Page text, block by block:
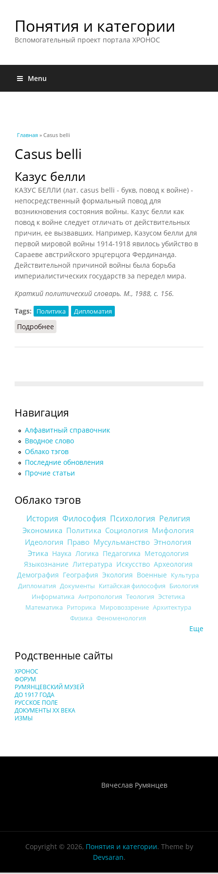
Понятия и категории
Вспомогательный проект портала ХРОНОС
Menu
Вы здесь
Главная » Casus belli
Casus belli
Казус белли
КАЗУС БЕЛЛИ (лат. casus belli - букв, повод к войне) -
непосредственный формальный повод для
возникновения состояния войны. Казус белли как
повод к войне следует отличать от действительных
причин, ее вызвавших. Например, Казусом белли для
первой мировой войны 1914-1918 явилось убийство в
Сараеве австрийского эрцгерцога Фердинанда.
Действительной причиной войны была борьба
империалистических государств за передел мира.
Краткий политический словарь. М., 1988, с. 156.
Tags:
Политика Дипломатия
Подробнее
Навигация
Алфавитный справочник
Вводное слово
Облако тэгов
Последние обновления
Прочие статьи
Облако тэгов
История Философия Психология Религия
Экономика Политика Социология Мифология
Идеология Право Мусульманство Этнология
Этика Наука Логика Педагогика Методология
Языкознание Литература Искусство Археология
Демография География Экология Военные Культура
Дипломатия Документы Китайская философия Биология
Информатика Антропология Теология Эстетика
Математика Риторика Мировоззрение Архитектура
Физика Феноменология
Еще
Родственные сайты
ХРОНОС
ФОРУМ
РУМЯНЦЕВСКИЙ МУЗЕЙ
ДО 1917 ГОДА
РУССКОЕ ПОЛЕ
ДОКУМЕНТЫ XX ВЕКА
ИЗМЫ
Вячеслав Румянцев
Copyright © 2026, Понятия и категории. Theme by
Devsaran.